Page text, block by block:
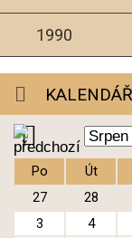
1990
KALENDÁŘ
Po Út
27
28
3
4